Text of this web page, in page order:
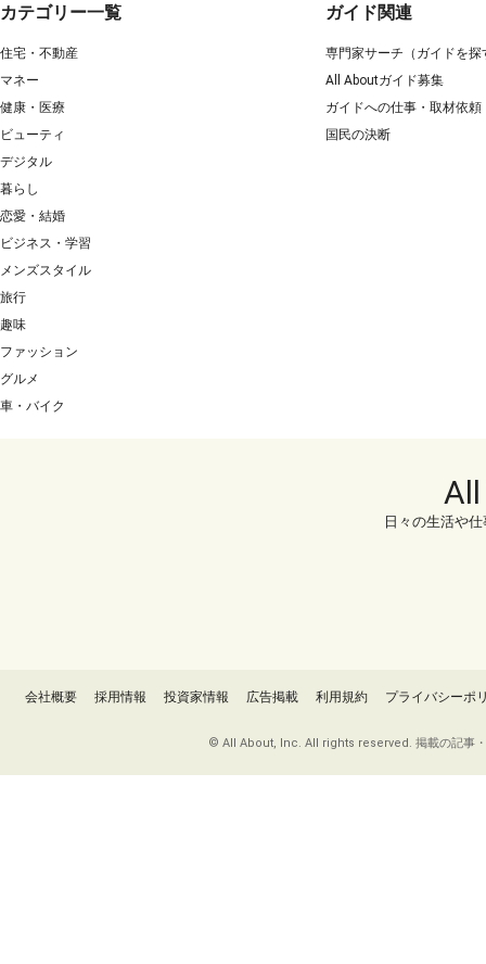
カテゴリー一覧
住宅・不動産
マネー
健康・医療
ビューティ
デジタル
暮らし
恋愛・結婚
ビジネス・学習
メンズスタイル
旅行
趣味
ファッション
グルメ
車・バイク
ガイド関連
専門家サーチ（ガイドを探
All Aboutガイド募集
ガイドへの仕事・取材依頼
国民の決断
日々の生活や
会社概要 採用情報 投資家情報 広告掲載 利用規約 プライバシーポ
© All About, Inc. All rights reserved. 掲載の記事・